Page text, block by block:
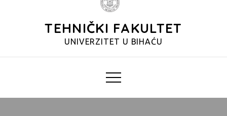
TEHNIČKI FAKULTET
UNIVERZITET U BIHAĆU